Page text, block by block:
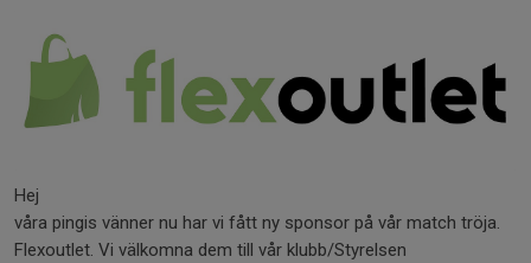
Hej
våra pingis vänner nu har vi fått ny sponsor på vår match tröja.
Flexoutlet. Vi välkomna dem till vår klubb/Styrelsen